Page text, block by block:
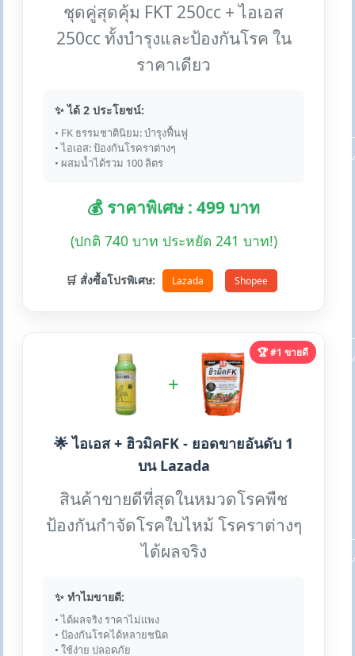
ชุดคู่สุดคุ้ม FKT 250cc + ไอเอส
250cc ทั้งบำรุงและป้องกันโรค ใน
ราคาเดียว
✨ ได้ 2 ประโยชน์:
• FK ธรรมชาตินิยม: บำรุงฟื้นฟู
• ไอเอส: ป้องกันโรคราต่างๆ
• ผสมน้ำได้รวม 100 ลิตร
💰 ราคาพิเศษ : 499 บาท
(ปกติ 740 บาท ประหยัด 241 บาท!)
🛒 สั่งซื้อโปรพิเศษ: Lazada Shopee
🏆 #1 ขายดี
+
🌟 ไอเอส + ฮิวมิคFK - ยอดขายอันดับ 1
บน Lazada
สินค้าขายดีที่สุดในหมวดโรคพืช
ป้องกันกำจัดโรคใบไหม้ โรคราต่างๆ
ได้ผลจริง
✨ ทำไมขายดี:
• ได้ผลจริง ราคาไม่แพง
• ป้องกันโรคได้หลายชนิด
• ใช้ง่าย ปลอดภัย